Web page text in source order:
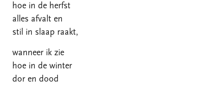
hoe in de herfst
alles afvalt en
stil in slaap raakt,
wanneer ik zie
hoe in de winter
dor en dood